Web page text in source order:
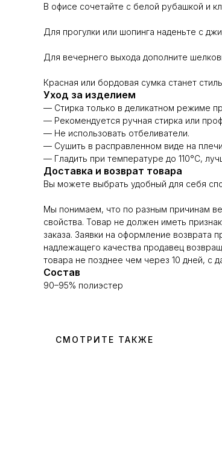
В офисе сочетайте с белой рубашкой и
Для прогулки или шопинга наденьте с
Для вечернего выхода дополните
Красная или бордовая сумка станет
Уход за изделием
— Стирка только в деликатном режиме
— Рекомендуется ручная стирка или
— Не использовать отбеливатели.
— Сушить в расправленном виде на
— Гладить при температуре до 110°C,
Доставка и возврат товара
Вы можете выбрать удобный для себя
Мы понимаем, что по разным причинам
свойства. Товар не должен иметь
заказа. Заявки на оформление возврата
надлежащего качества продавец
товара не позднее чем через 10 дней, с
Состав
90–95% полиэстер
СМОТРИТЕ ТАКЖЕ